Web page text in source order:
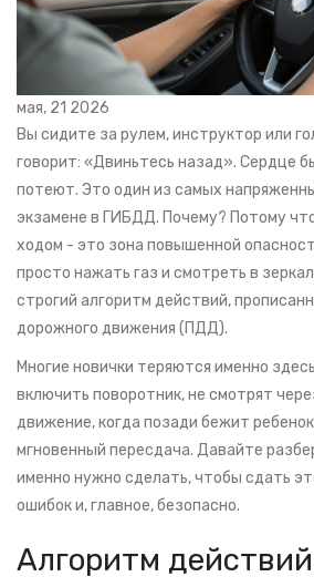
мая, 21 2026
Вы сидите за рулем, инструктор или
говорит: «Двиньтесь назад». Сердце
потеют. Это один из самых
экзамене в ГИБДД. Почему? Потому
ходом - это зона повышенной
просто нажать газ и смотреть в
строгий алгоритм действий,
дорожного движения (ПДД).
Многие новички теряются именно
включить поворотник, не смотрят
движение, когда позади бежит
мгновенный пересдача. Давайте
именно нужно сделать, чтобы сдать
ошибок и, главное, безопасно.
Алгоритм